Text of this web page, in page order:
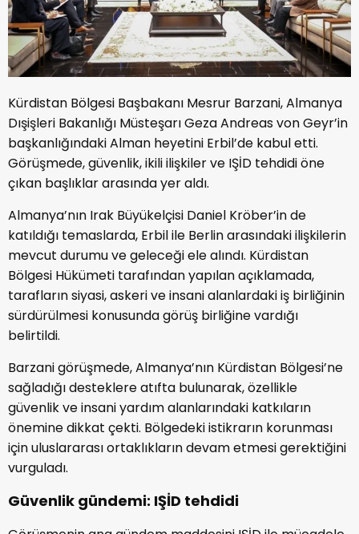
Kürdistan Bölgesi Başbakanı Mesrur Barzani, Almanya
Dışişleri Bakanlığı Müsteşarı Geza Andreas von Geyr’in
başkanlığındaki Alman heyetini Erbil’de kabul etti.
Görüşmede, güvenlik, ikili ilişkiler ve IŞİD tehdidi öne
çıkan başlıklar arasında yer aldı.
Almanya’nın Irak Büyükelçisi Daniel Kröber’in de
katıldığı temaslarda, Erbil ile Berlin arasındaki ilişkilerin
mevcut durumu ve geleceği ele alındı. Kürdistan
Bölgesi Hükümeti tarafından yapılan açıklamada,
tarafların siyasi, askeri ve insani alanlardaki iş birliğinin
sürdürülmesi konusunda görüş birliğine vardığı
belirtildi.
Barzani görüşmede, Almanya’nın Kürdistan Bölgesi’ne
sağladığı desteklere atıfta bulunarak, özellikle
güvenlik ve insani yardım alanlarındaki katkıların
önemine dikkat çekti. Bölgedeki istikrarın korunması
için uluslararası ortaklıkların devam etmesi gerektiğini
vurguladı.
Güvenlik gündemi: IŞİD tehdidi